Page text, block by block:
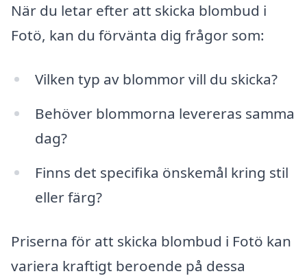
När du letar efter att skicka blombud i
Fotö, kan du förvänta dig frågor som:
Vilken typ av blommor vill du skicka?
Behöver blommorna levereras samma
dag?
Finns det specifika önskemål kring stil
eller färg?
Priserna för att skicka blombud i Fotö kan
variera kraftigt beroende på dessa